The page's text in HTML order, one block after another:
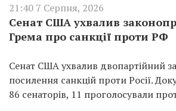
21:40 7 Серпня, 2026
Сенат США ухвалив
Грема про санкції проти РФ
Сенат США ухвалив двопартійний
посилення санкцій проти Росії.
86 сенаторів, 11 проголосували